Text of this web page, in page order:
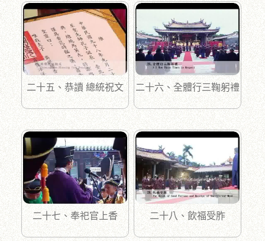
二十五、恭讀 總統祝文 二十六、全體行三鞠躬禮
二十七、奉祀官上香 二十八、飲福受胙